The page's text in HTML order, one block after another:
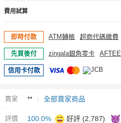
費用試算
即時付款 ATM轉帳 超商代碼繳費
先買後付 zingala銀角零卡 AFTEE
信用卡付款
賣家 ** 全部賣家商品
評價 100.0% 好評 (2,787)